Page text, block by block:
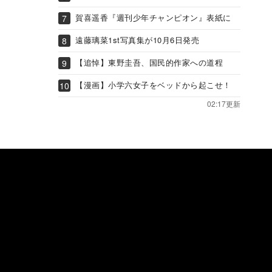
賀喜遥香『週刊少年チャンピオン』表紙に
遠藤璃菜1st写真集が10月6日発売
【追悼】東野圭吾、国民的作家への道程
【漫画】小学六女子をベッドから起こせ！
02:17更新